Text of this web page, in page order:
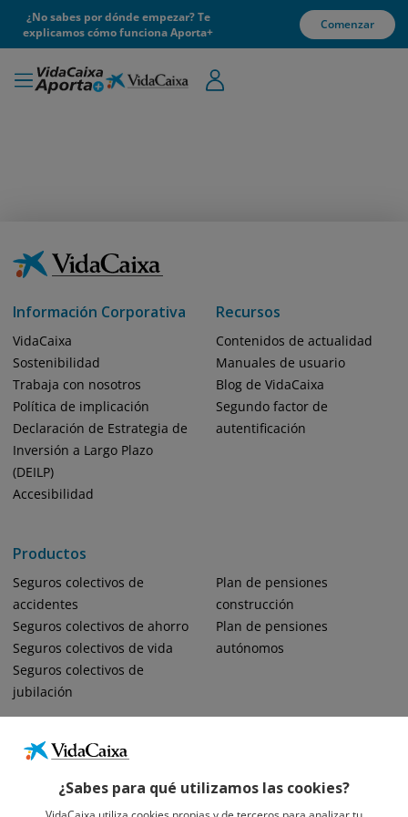
¿Sabes para qué utilizamos las cookies?
¿No sabes por dónde empezar? Te
explicamos cómo funciona Aporta+
Comenzar
Información Corporativa
VidaCaixa
Sostenibilidad
Trabaja con nosotros
Política de implicación
Declaración de Estrategia de
Inversión a Largo Plazo
(DEILP)
Accesibilidad
Productos
Seguros colectivos de
accidentes
Seguros colectivos de ahorro
Seguros colectivos de vida
Seguros colectivos de
jubilación
Plan de pensiones
construcción
Plan de pensiones
autónomos
Recursos
Contenidos de actualidad
Manuales de usuario
Blog de VidaCaixa
Segundo factor de
autentificación